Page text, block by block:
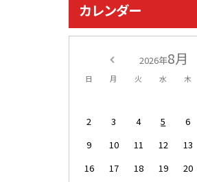
カレンダー
2026年8月
日 月 火 水 木
2
3 4 5 6
9
10 11 12 13
16
17 18 19 20